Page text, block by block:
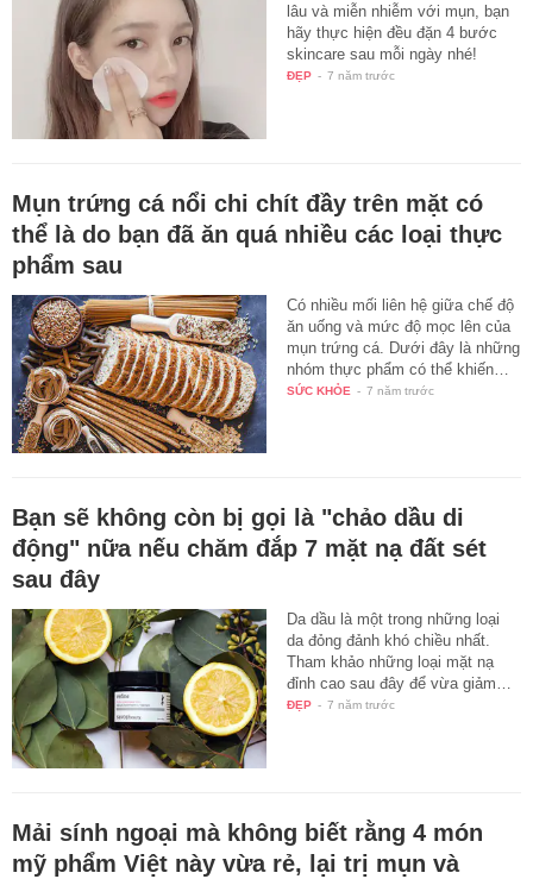
lâu và miễn nhiễm với mụn, bạn
hãy thực hiện đều đặn 4 bước
skincare sau mỗi ngày nhé!
ĐẸP - 7 năm trước
Mụn trứng cá nổi chi chít đầy trên mặt có
thể là do bạn đã ăn quá nhiều các loại thực
phẩm sau
Có nhiều mối liên hệ giữa chế độ
ăn uống và mức độ mọc lên của
mụn trứng cá. Dưới đây là những
nhóm thực phẩm có thể khiến…
SỨC KHỎE - 7 năm trước
Bạn sẽ không còn bị gọi là "chảo dầu di
động" nữa nếu chăm đắp 7 mặt nạ đất sét
sau đây
Da dầu là một trong những loại
da đỏng đảnh khó chiều nhất.
Tham khảo những loại mặt nạ
đỉnh cao sau đây để vừa giảm…
ĐẸP - 7 năm trước
Mải sính ngoại mà không biết rằng 4 món
mỹ phẩm Việt này vừa rẻ, lại trị mụn và